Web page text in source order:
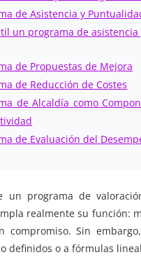
de Asistencia y
un programa de
de Propuestas de Mejora
de Reducción de Costes
de Alcaldía como
de Evaluación del
un programa de
realmente su función:
compromiso. Sin
definidos o a fórmulas